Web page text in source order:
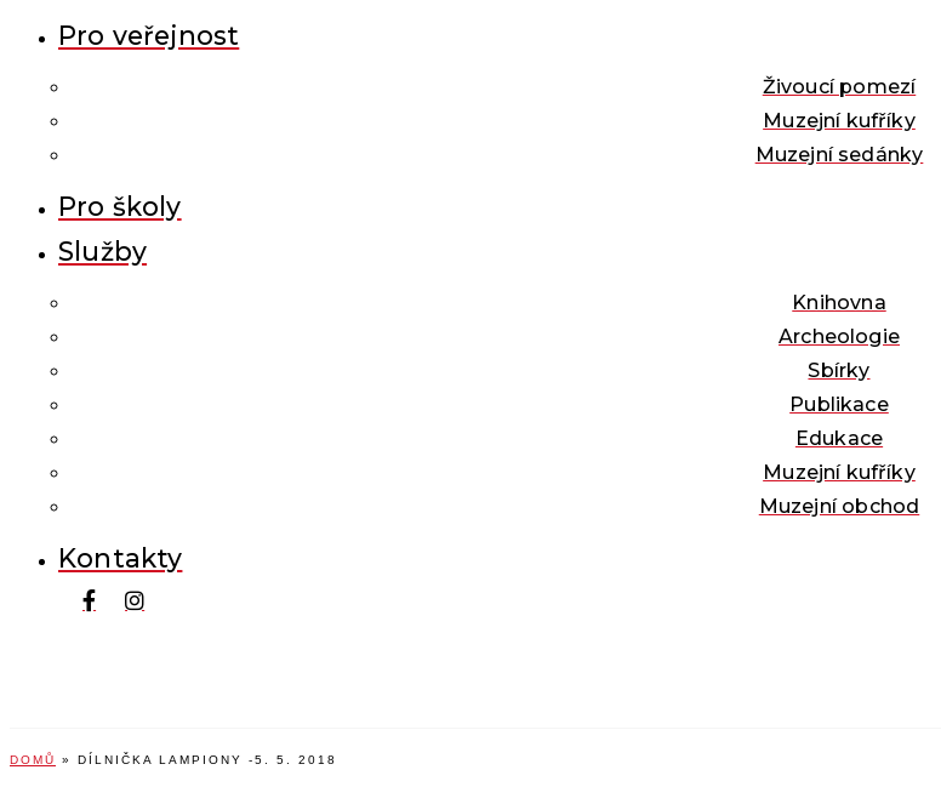
Pro veřejnost
Živoucí pomezí
Muzejní kufříky
Muzejní sedánky
Pro školy
Služby
Knihovna
Archeologie
Sbírky
Publikace
Edukace
Muzejní kufříky
Muzejní obchod
Kontakty
DOMŮ » DÍLNIČKA LAMPIONY -5. 5. 2018